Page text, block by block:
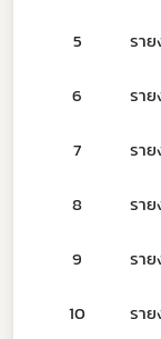
5 รา
6 ราย
7 ราย
8 ราย
9 รา
10 ราย